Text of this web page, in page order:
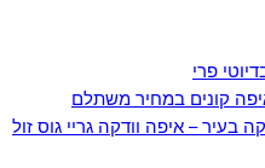
קונים במחיר משתלם
בעיר – איפה וודקה גריי גוס זול